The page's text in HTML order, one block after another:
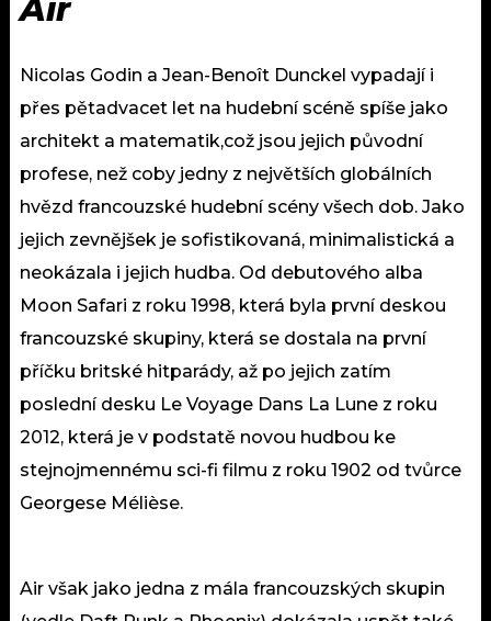
Air
Nicolas Godin a Jean-Benoît Dunckel vypadají i
přes pětadvacet let na hudební scéně spíše jako
architekt a matematik,což jsou jejich původní
profese, než coby jedny z největších globálních
hvězd francouzské hudební scény všech dob. Jako
jejich zevnějšek je sofistikovaná, minimalistická a
neokázala i jejich hudba. Od debutového alba
Moon Safari z roku 1998, která byla první deskou
francouzské skupiny, která se dostala na první
příčku britské hitparády, až po jejich zatím
poslední desku Le Voyage Dans La Lune z roku
2012, která je v podstatě novou hudbou ke
stejnojmennému sci-fi filmu z roku 1902 od tvůrce
Georgese Mélièse.
Air však jako jedna z mála francouzských skupin